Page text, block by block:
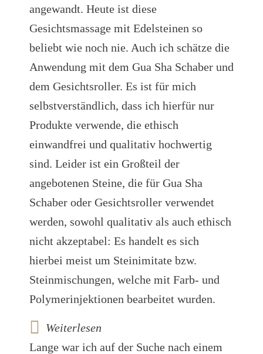
angewandt. Heute ist diese
Gesichtsmassage mit Edelsteinen so
beliebt wie noch nie. Auch ich schätze die
Anwendung mit dem Gua Sha Schaber und
dem Gesichtsroller. Es ist für mich
selbstverständlich, dass ich hierfür nur
Produkte verwende, die ethisch
einwandfrei und qualitativ hochwertig
sind. Leider ist ein Großteil der
angebotenen Steine, die für Gua Sha
Schaber oder Gesichtsroller verwendet
werden, sowohl qualitativ als auch ethisch
nicht akzeptabel: Es handelt es sich
hierbei meist um Steinimitate bzw.
Steinmischungen, welche mit Farb- und
Polymerinjektionen bearbeitet wurden.
Weiterlesen
Lange war ich auf der Suche nach einem